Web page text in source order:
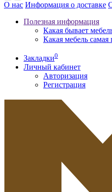
О нас Информация о доставке
Полезная информация
Какая бывает
Какая мебель самая
Закладки0
Личный кабинет
Авторизация
Регистрация